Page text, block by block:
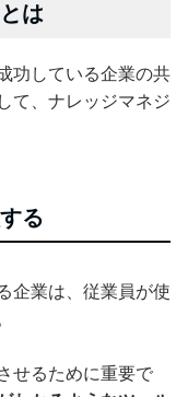
は
功している企業の共
て、ナレッジマネジ
る
企業は、従業員が使
せるために重要で